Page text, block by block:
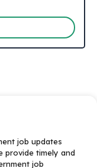
job updates
provide timely and
job